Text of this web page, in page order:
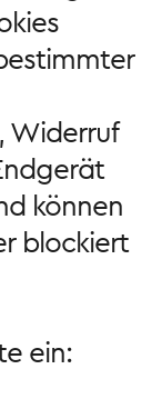
Widerruf
können
blockiert
ein: